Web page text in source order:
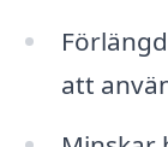
att